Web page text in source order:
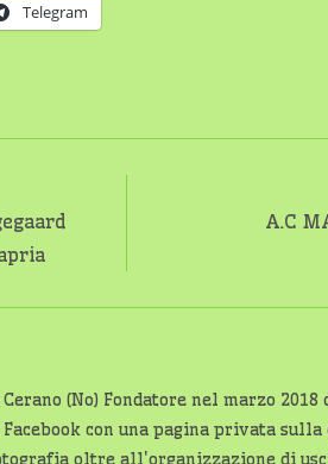
Telegram
A.C
(No) Fondatore nel marzo
Facebook con una pagina privata
oltre all'organizzazione di